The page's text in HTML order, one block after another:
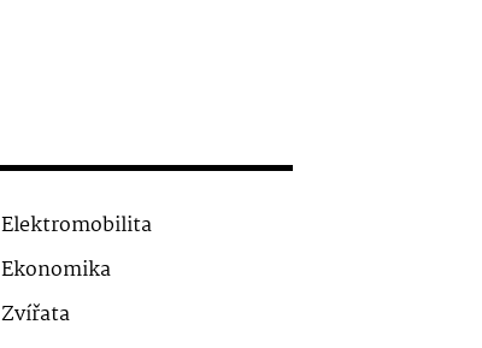
Elektromobilita
Ekonomika
Zvířata